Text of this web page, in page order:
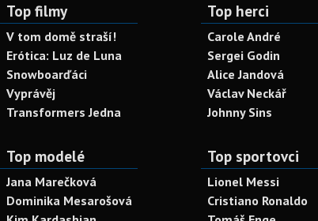
Top filmy
V tom domě straší!
Erótica: Luz de Luna
Snowboarďáci
Vyprávěj
Transformers Jedna
Top herci
Carole André
Sergei Godin
Alice Jandová
Václav Neckář
Johnny Sins
Top modelé
Jana Marečková
Dominika Mesarošová
Top sportovci
Lionel Messi
Cristiano Ronaldo